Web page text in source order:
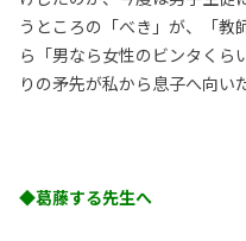
うところの「べき」が、「教
ら「男なら女性のビンタくら
りの矛先が私から息子へ向い
◆葛藤する先生へ